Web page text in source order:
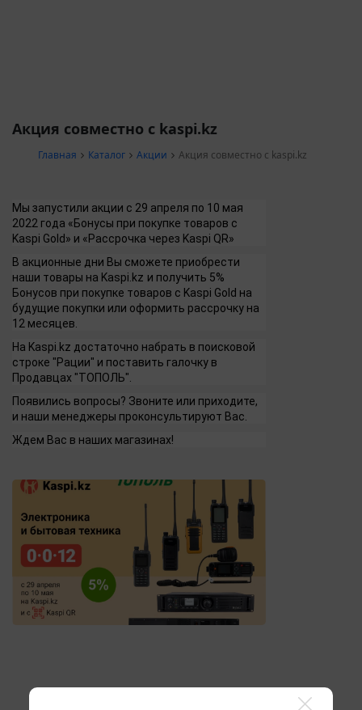
Акция совместно с kaspi.kz
Главная Каталог Акции Акция совместно с kaspi.kz
Мы запустили акции с 29 апреля по 10 мая
2022 года «Бонусы при покупке товаров с
Kaspi Gold» и «Рассрочка через Kaspi QR»
В акционные дни Вы сможете приобрести
наши товары на Kaspi. kz и получить 5%
Бонусов при покупке товаров с Kaspi Gold на
будущие покупки или оформить рассрочку на
12 месяцев.
На Kaspi.kz достаточно набрать в поисковой
строке "Рации" и поставить галочку в
Продавцах "ТОПОЛЬ".
Появились вопросы? Звоните или приходите,
и наши менеджеры проконсультируют Вас.
Ждем Вас в наших магазинах!